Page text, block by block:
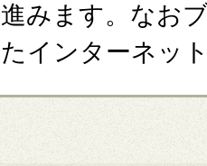
進みます。なお
たインターネッ